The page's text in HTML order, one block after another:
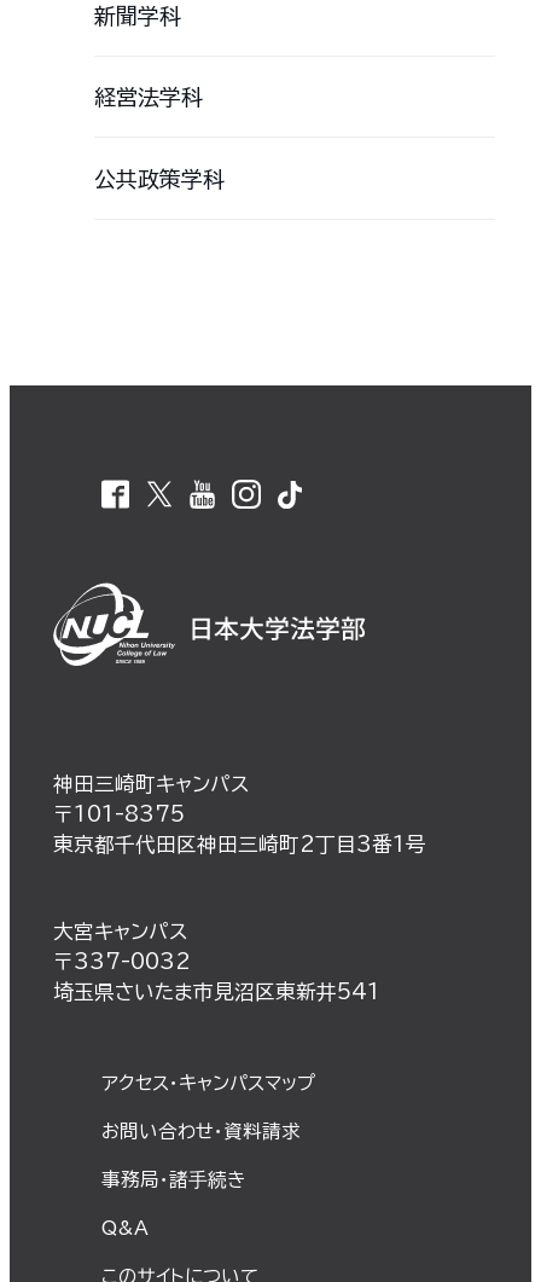
新聞学科
経営法学科
公共政策学科
神田三崎町キャンパス
〒101-8375
東京都千代田区神田三崎町2丁目3番1号
大宮キャンパス
〒337-0032
埼玉県さいたま市見沼区東新井541
アクセス・キャンパスマップ
お問い合わせ・資料請求
事務局・諸⼿続き
Q&A
このサイトについて